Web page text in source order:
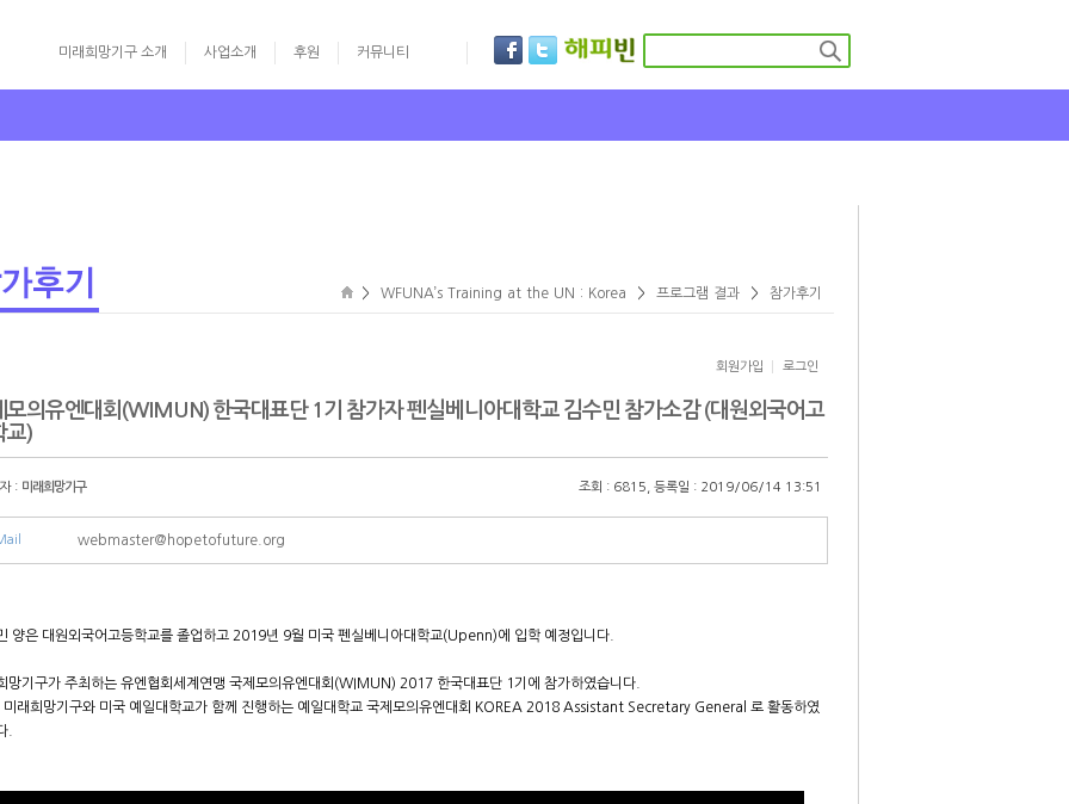
미래희망기구 소개 사업소개 후원 커뮤니티
> WFUNA’s Training at the UN : Korea > 프로그램 결과> 참가후기
회원가입 로그인
모의유엔대회(WIMUN) 한국대표단 1기 참가자 펜실베니아대학교 김수민 참가소감 (대원외국어고
교)
조회 : 6815, 등록일 : 2019/06/14 13:51
: 미래희망기구
webmaster@hopetofuture.org
양은 대원외국어고등학교를 졸업하고 2019년 9월 미국 펜실베니아대학교(Upenn)에 입학 예정입니다.
망기구가 주최하는 유엔협회세계연맹 국제모의유엔대회(WIMUN) 2017 한국대표단 1기에 참가하였습니다.
미래희망기구와 미국 예일대학교가 함께 진행하는 예일대학교 국제모의유엔대회 KOREA 2018 Assistant Secretary General 로 활동하였
.